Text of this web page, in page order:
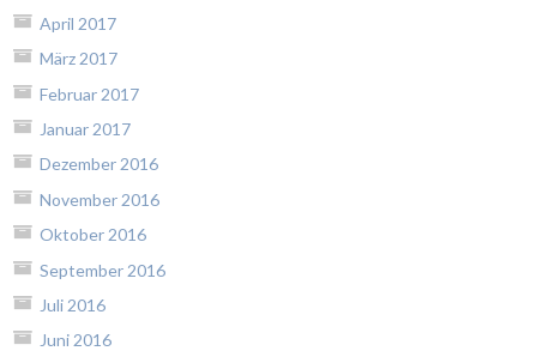
April 2017
März 2017
Februar 2017
Januar 2017
Dezember 2016
November 2016
Oktober 2016
September 2016
Juli 2016
Juni 2016